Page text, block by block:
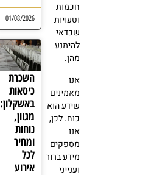
חכמות
וטעויות
שכדאי
להימנע
מהן.
אנו
מאמינים
שידע הוא
כוח. לכן,
אנו
מספקים
מידע ברור
וענייני
01/08/2026
השכרת
כיסאות
באשקלון:
מגוון,
נוחות
ומחיר
לכל
אירוע